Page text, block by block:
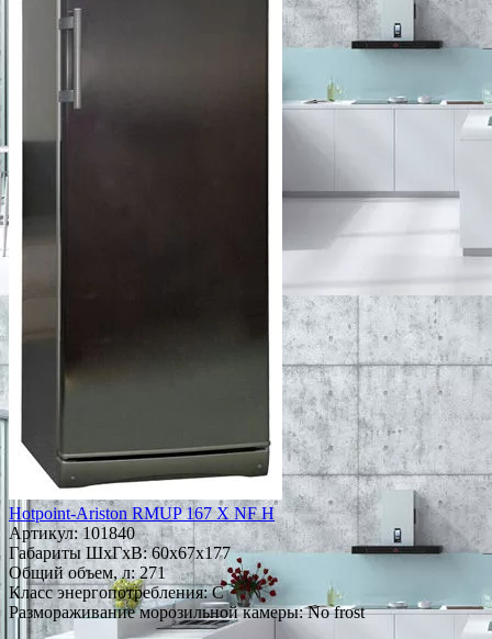
Hotpoint-Ariston RMUP 167 X NF H
Артикул:101840
Габариты ШxГxВ: 60x67x177
Общий объем, л: 271
Класс энергопотребления: C
Размораживание морозильной камеры: No frost